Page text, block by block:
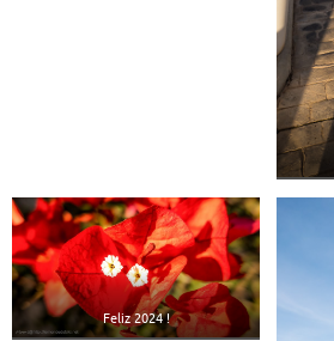
Feliz 2024 !